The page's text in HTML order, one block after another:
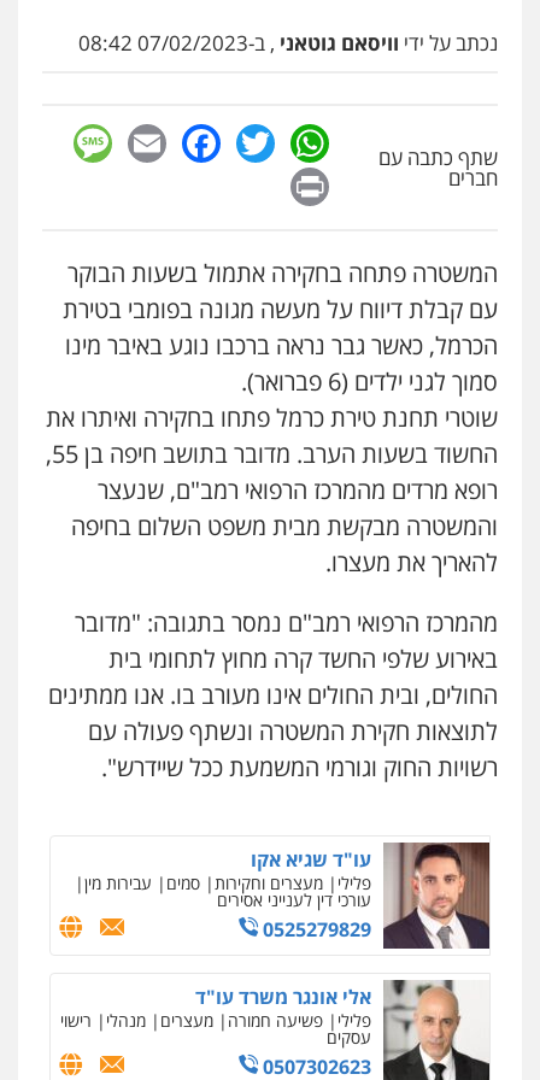
פלילי בטחוני צבאי נזיקין
עו"ד אסף גונן
פשע חמור
וחקירות
גל דהן – משרד עורך דין פלילי
פלילי פשיעה חמורה סמים מעצרים
0544723840
עו"ד ראוף נג'אר
פלילי עורכי דין לענייני אסירים מעצרים
סמים רכוש
0548009246
עו"ד אלון ארז
0507368203
שחר לדובסקי, עו"ד
פלילי מעצרים וחקירות עבירות המתה עורכי
דין לענייני אסירים
0507913332
עו"ד איהאב ג'לג'ולי
פלילי מעצרים וחקירות
אסירים
0505216700
עו"ד שלומי שרון
פלילי צבאי מעצרים וחקירות
0547342002
נכתב על ידי וויסאם גוטאני , ב-07/02/2023 08:42
שתף כתבה עם
חברים
WhatsApp
Twitter
Facebook
Email
המשטרה פתחה בחקירה אתמול בשעות הבוקר
עם קבלת דיווח על מעשה מגונה בפומבי בטירת
הכרמל, כאשר גבר נראה ברכבו נוגע באיבר מינו
סמוך לגני ילדים (6 פברואר).
שוטרי תחנת טירת כרמל פתחו בחקירה ואיתרו את
החשוד בשעות הערב. מדובר בתושב חיפה בן 55,
רופא מרדים מהמרכז הרפואי רמב"ם, שנעצר
והמשטרה מבקשת מבית משפט השלום בחיפה
להאריך את מעצרו.
מהמרכז הרפואי רמב"ם נמסר בתגובה: "מדובר
באירוע שלפי החשד קרה מחוץ לתחומי בית
החולים, ובית החולים אינו מעורב בו. אנו ממתינים
לתוצאות חקירת המשטרה ונשתף פעולה עם
רשויות החוק וגורמי המשמעת ככל שיידרש".
עו"ד אייל אביטל
עו"ד בועז קניג
משפחה
ויקי שמואל – משרד עו"ד
פלילי משפט פלילי
0528959600
קורל קרוז – עורך דין פלילי
משפט פלילי
0545437431
ומעצרים
0508824984
עו"ד שגיא אקו
פלילי מעצרים וחקירות סמים עבירות מין
עורכי דין לענייני אסירים
אלי אונגר משרד עו"ד
פלילי פשיעה חמורה מעצרים מנהלי רישוי
עסקים
0507302623
לוי מלאך דדון – משרד עו"ד
פלילי פשיעה חמורה מעצרים וחקירות
0544231863
ניר קידר – צלם
דין
0504578527